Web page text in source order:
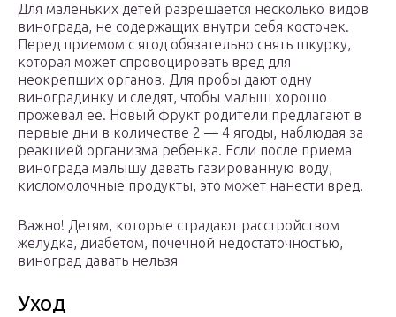
Для маленьких детей разрешается несколько видов
винограда, не содержащих внутри себя косточек.
Перед приемом с ягод обязательно снять шкурку,
которая может спровоцировать вред для
неокрепших органов. Для пробы дают одну
виноградинку и следят, чтобы малыш хорошо
прожевал ее. Новый фрукт родители предлагают в
первые дни в количестве 2 — 4 ягоды, наблюдая за
реакцией организма ребенка. Если после приема
винограда малышу давать газированную воду,
кисломолочные продукты, это может нанести вред.
Важно! Детям, которые страдают расстройством
желудка, диабетом, почечной недостаточностью,
виноград давать нельзя
Уход